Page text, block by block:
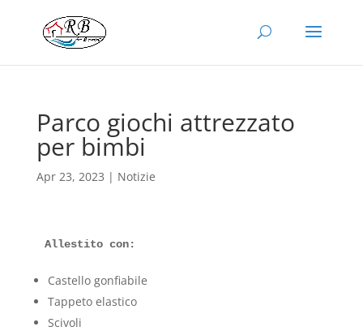
Parco giochi attrezzato
per bimbi
Apr 23, 2023 | Notizie
Allestito con:
Castello gonfiabile
Tappeto elastico
Scivoli